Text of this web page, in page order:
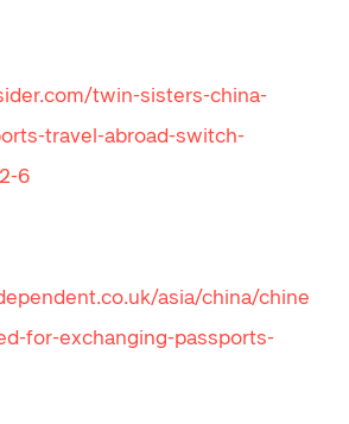
twin-sisters-china-
travel-abroad-switch-
6
asia/china/chine
for-exchanging-passports-